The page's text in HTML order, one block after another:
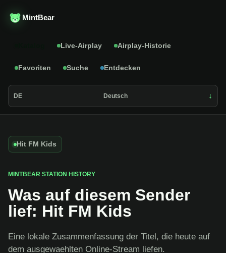
MintBear
Live-Airplay Airplay-Historie
Favoriten Suche Entdecken
DE Deutsch
Hit FM Kids
MINTBEAR STATION HISTORY
Was auf diesem Sender
lief: Hit FM Kids
Eine lokale Zusammenfassung der Titel, die heute auf
dem ausgewaehlten Online-Stream liefen.